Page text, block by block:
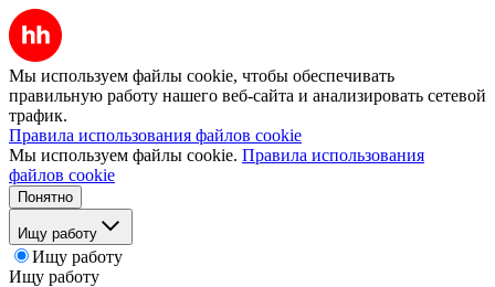
Мы используем файлы cookie, чтобы обеспечивать
правильную работу нашего веб-сайта и анализировать сетевой
трафик.
Правила использования файлов cookie
Мы используем файлы cookie. Правила использования
файлов cookie
Понятно
Ищу работу
Ищу работу
Ищу работу